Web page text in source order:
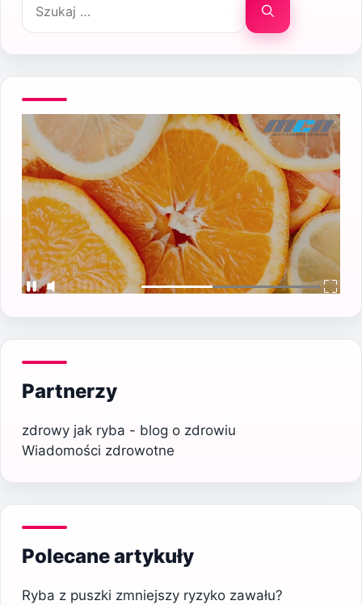
Partnerzy
zdrowy jak ryba - blog o zdrowiu
Wiadomości zdrowotne
Polecane artykuły
Ryba z puszki zmniejszy ryzyko zawału?